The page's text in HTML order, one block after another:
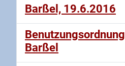
Barßel, 19.6.2016
Benutzungsordnung
Barßel